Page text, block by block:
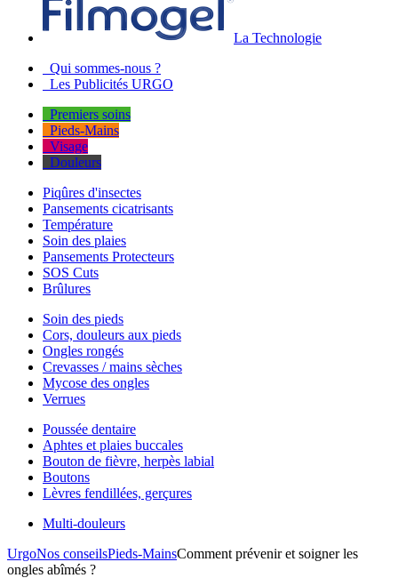
La Technologie
Qui sommes-nous ?
Les Publicités URGO
Premiers soins
Pieds-Mains
Visage
Douleurs
Piqûres d'insectes
Pansements cicatrisants
Température
Soin des plaies
Pansements Protecteurs
SOS Cuts
Brûlures
Soin des pieds
Cors, douleurs aux pieds
Ongles rongés
Crevasses / mains sèches
Mycose des ongles
Verrues
Poussée dentaire
Aphtes et plaies buccales
Bouton de fièvre, herpès labial
Boutons
Lèvres fendillées, gerçures
Multi-douleurs
UrgoNos conseilsPieds-MainsComment prévenir et soigner les
ongles abîmés ?